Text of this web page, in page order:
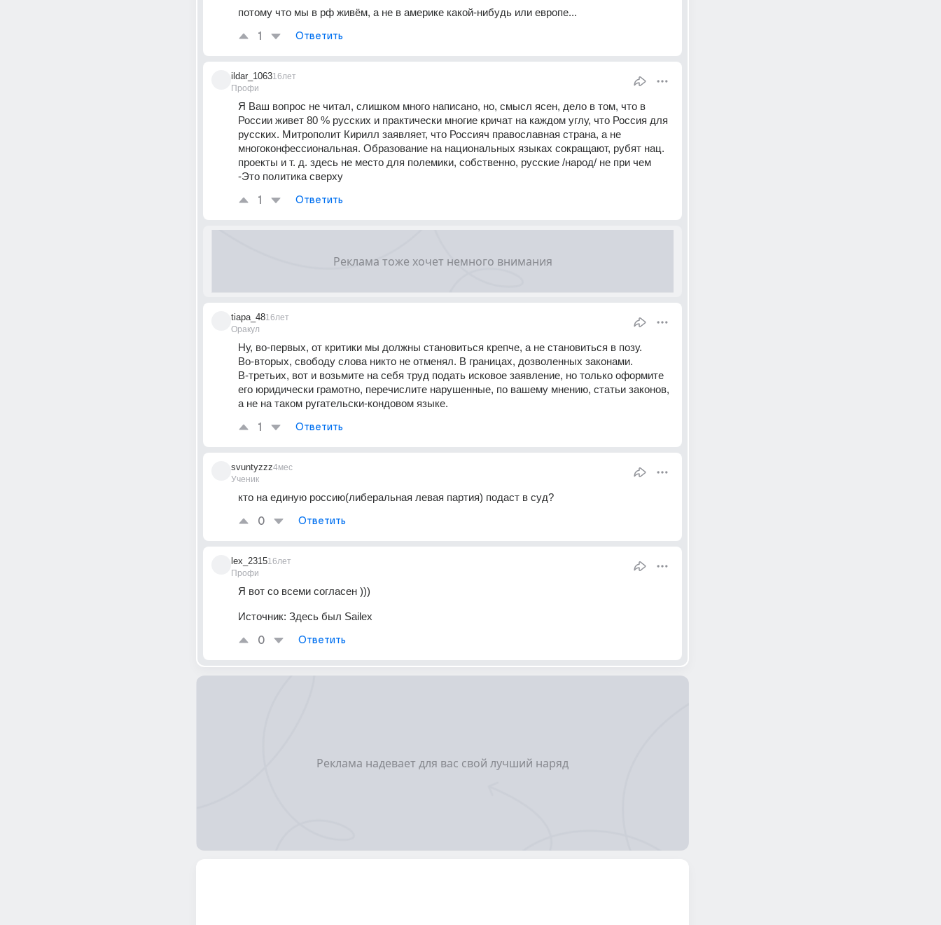
потому что мы в рф живём, а не в америке какой-нибудь или европе...
1 Ответить
ildar_1063
Профи
16лет
Я Ваш вопрос не читал, слишком много написано, но, смысл ясен, дело в том, что в
России живет 80 % русских и практически многие кричат на каждом углу, что Россия для
русских. Митрополит Кирилл заявляет, что Россияч православная страна, а не
многоконфессиональная. Образование на национальных языках сокращают, рубят нац.
проекты и т. д. здесь не место для полемики, собственно, русские /народ/ не при чем
-Это политика сверху
1 Ответить
tiapa_48
Оракул
16лет
Ну, во-первых, от критики мы должны становиться крепче, а не становиться в позу.
Во-вторых, свободу слова никто не отменял. В границах, дозволенных законами.
В-третьих, вот и возьмите на себя труд подать исковое заявление, но только оформите
его юридически грамотно, перечислите нарушенные, по вашему мнению, статьи законов,
а не на таком ругательски-кондовом языке.
1 Ответить
svuntyzzz
Ученик
4мес
кто на единую россию(либеральная левая партия) подаст в суд?
0 Ответить
lex_2315
Профи
16лет
Я вот со всеми согласен )))
Источник: Здесь был Sailex
0 Ответить